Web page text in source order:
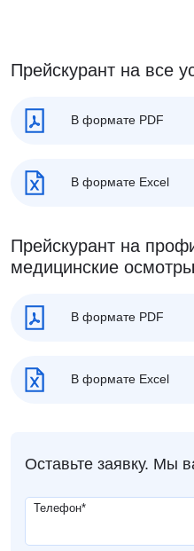
Прейскурант на все
В формате PDF
В формате Excel
Прейскурант на
медицинские осмотры
В формате PDF
В формате Excel
Оставьте заявку. Мы
Телефон*